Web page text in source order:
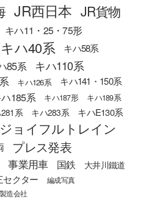
JR西日本 JR貨物
キハ11・25・75形
キハ40系 キハ58系
85系 キハ110系
キハ126系 キハ141・150系
185系 キハ187形
キハ189系
系 キハ283系
キハE130系
ジョイフルトレイン
プレス発表
事業用車 国鉄 大井川鐵道
セクター 編成写真
造会社